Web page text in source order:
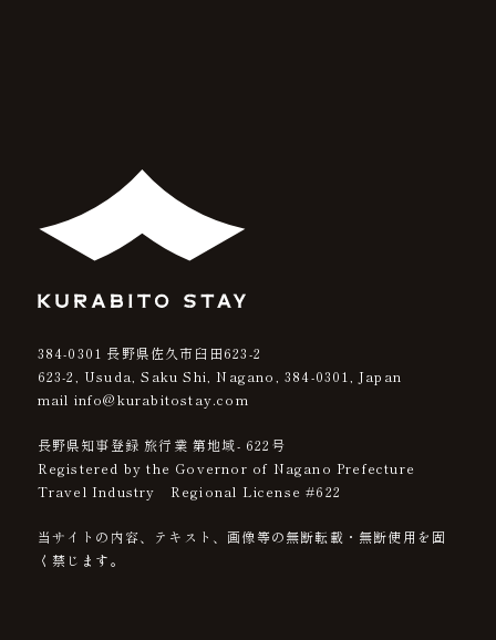
384-0301 長野県佐久市臼田623-2
623-2, Usuda, Saku Shi, Nagano, 384-0301
, Japan
mail info@kurabitostay.com
長野県知事登録 旅行業 第地域- 622号
Registered by the Governor of Nagano Prefecture
Travel Industry Regional License #622
当サイトの内容、テキスト、画像等の無断転載・無断使用を固
く禁じます。